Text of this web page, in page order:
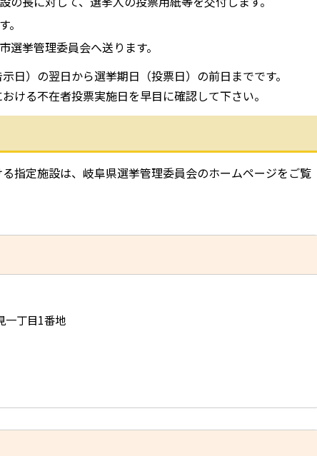
挙管理委員会へ送ります。
）の翌日から選挙期日（投票日）の前日までです。
る不在者投票実施日を早目に確認して下さい。
指定施設は、岐阜県選挙管理委員会のホームページをご覧
丁目1番地